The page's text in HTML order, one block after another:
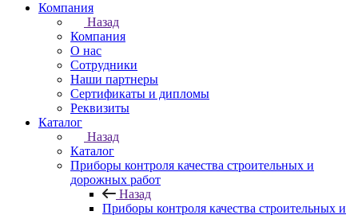
Компания
Назад
Компания
О нас
Сотрудники
Наши партнеры
Сертификаты и дипломы
Реквизиты
Каталог
Назад
Каталог
Приборы контроля качества строительных и
дорожных работ
Назад
Приборы контроля качества строительных и